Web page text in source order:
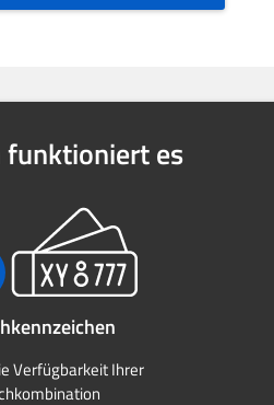
funktioniert es
Verfügbarkeit Ihrer